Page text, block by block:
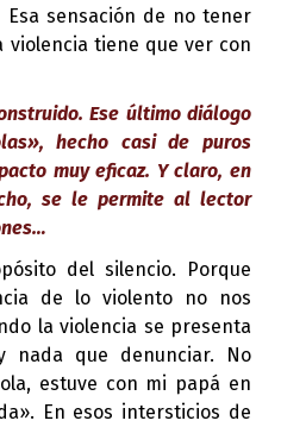
Esa sensación de no tener
violencia tiene que ver con
Ese último diálogo
hecho casi de puros
muy eficaz. Y claro, en
se le permite al lector
del silencio. Porque
de lo violento no nos
la violencia se presenta
nada que denunciar. No
estuve con mi papá en
En esos intersticios de